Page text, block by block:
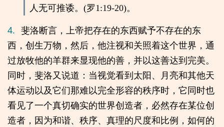
人无可推诿。(罗1:19-20)。
4. 斐洛断言，上帝把存在的东西赋予不存在的东
西，创生万物，然后，他注视和关照着这个世界，通
过放牧他的羊群来显现他的善，并以这善达到完美。
同时，斐洛又说道：当视觉看到太阳、月亮和其他天
体运动以及它们那难以完全形容的秩序时，它同时也
看见了一个真切确实的世界创造者，必然存在某位创
造者，因为和谐、秩序、真理的尺度和比例，如何的